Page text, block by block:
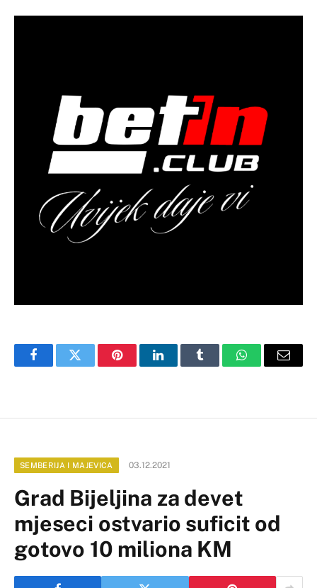
FacebookTwitter PinterestLinkedInTumblr WhatsAppEmail
SEMBERIJA I MAJEVICA 03.12.2021
Grad Bijeljina za devet
mjeseci ostvario suficit od
gotovo 10 miliona KM